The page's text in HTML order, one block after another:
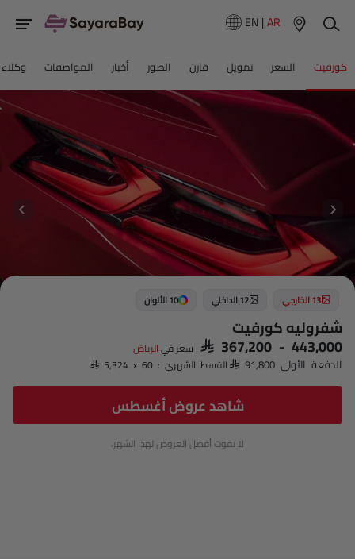
EN|AR
كورفيت السعر تمويل قارن الصور أخبار المواصفات
13 الخارجي 12 الداخلي 10 الألوان
شفروليه كورفيت
SAR 367,200 - 443,000 سعر فيالرياض‎
الدفعة الأولى SAR 91,800 القسط الشهري : SAR 5,324 x 60
شاهد عروض أغسطس
لا تفوت أفضل العروض لهذا الشهر.